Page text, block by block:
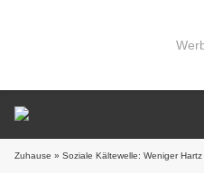
Zuhause » Soziale Kältewelle: Weniger